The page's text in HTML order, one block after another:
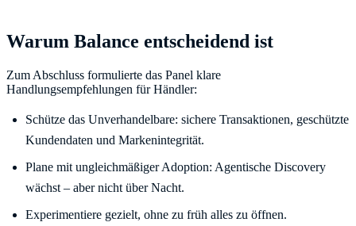
Warum Balance entscheidend ist
Zum Abschluss formulierte das Panel klare
Handlungsempfehlungen für Händler:
Schütze das Unverhandelbare: sichere Transaktionen, geschützte
Kundendaten und Markenintegrität.
Plane mit ungleichmäßiger Adoption: Agentische Discovery
wächst – aber nicht über Nacht.
Experimentiere gezielt, ohne zu früh alles zu öffnen.